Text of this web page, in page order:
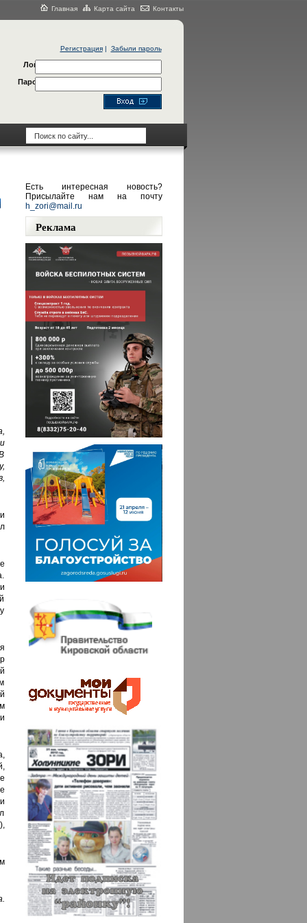
Главная Карта сайта Контакты
Регистрация| Забыли пароль
Логин
Пароль
Есть интересная новость?
Присылайте нам на почту
h_zori@mail.ru
Реклама